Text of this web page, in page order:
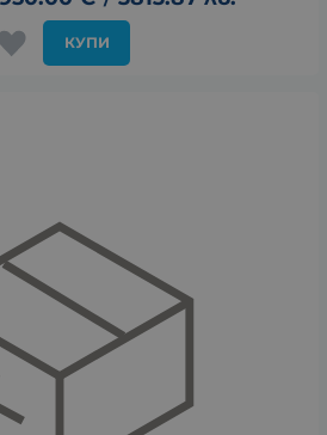
КУПИ